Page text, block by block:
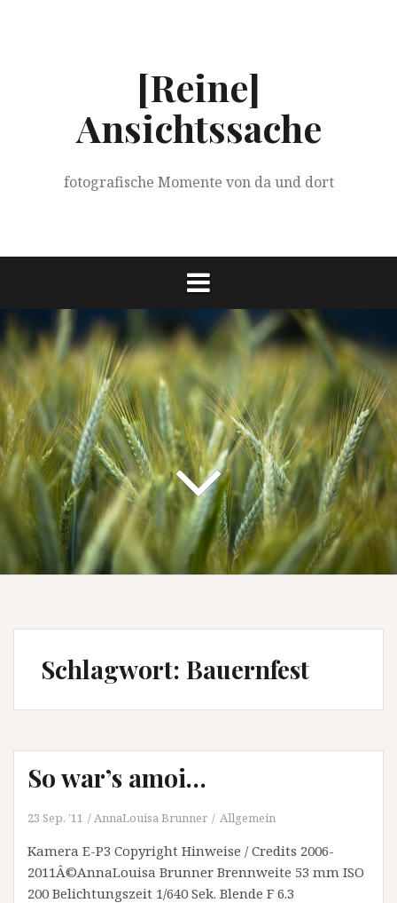
[Reine]
Ansichtssache
fotografische Momente von da und dort
Schlagwort: Bauernfest
So war’s amoi…
23 Sep. ’11 AnnaLouisa Brunner Allgemein
Kamera E-P3 Copyright Hinweise / Credits 2006-
2011Â©AnnaLouisa Brunner Brennweite 53 mm ISO
200 Belichtungszeit 1/640 Sek. Blende F 6.3